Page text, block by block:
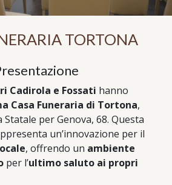
TORTONA
Cadirola e Fossati hanno
Casa Funeraria di Tortona,
per Genova, 68. Questa
un’innovazione per il
, offrendo un ambiente
per l’ultimo saluto ai propri